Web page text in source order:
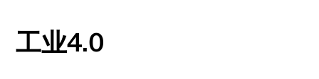
工业4.0